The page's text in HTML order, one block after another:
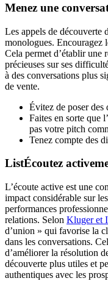
Menez une
Les appels de découverte
monologues. Encouragez
Cela permet d’établir une
précieuses sur ses
à des conversations plus
de vente.
Évitez de poser des
Faites en sorte que
pas votre pitch
Tenez compte des
ListÉcoutez
L’écoute active est une
impact considérable sur
performances
relations. Selon Kluger et
d’union » qui favorise la
dans les conversations.
d’améliorer la résolution
découverte plus utiles et
authentiques avec les